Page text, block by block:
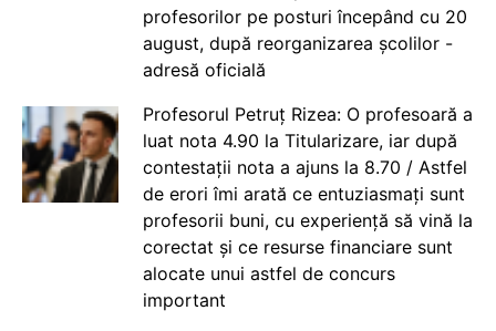
profesorilor pe posturi începând cu 20
august, după reorganizarea școlilor -
adresă oficială
Profesorul Petruț Rizea: O profesoară a
luat nota 4.90 la Titularizare, iar după
contestații nota a ajuns la 8.70 / Astfel
de erori îmi arată ce entuziasmați sunt
profesorii buni, cu experiență să vină la
corectat și ce resurse financiare sunt
alocate unui astfel de concurs
important